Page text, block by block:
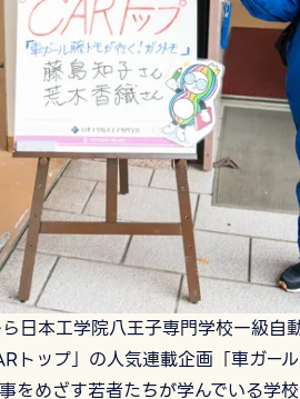
日本工学院八王子専門学校一級自
トップ」の人気連載企画「車ガー
をめざす若者たちが学んでいる学